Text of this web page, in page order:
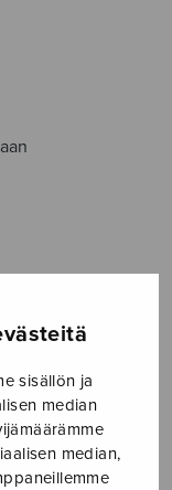
sisällön ja
median
median,
›